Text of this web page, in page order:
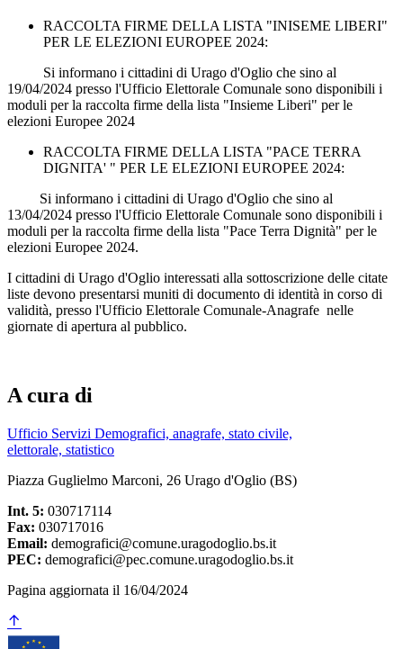
RACCOLTA FIRME DELLA LISTA "INISEME LIBERI"
PER LE ELEZIONI EUROPEE 2024:
Si informano i cittadini di Urago d'Oglio che sino al
19/04/2024 presso l'Ufficio Elettorale Comunale sono disponibili i
moduli per la raccolta firme della lista "Insieme Liberi" per le
elezioni Europee 2024
RACCOLTA FIRME DELLA LISTA "PACE TERRA
DIGNITA' " PER LE ELEZIONI EUROPEE 2024:
Si informano i cittadini di Urago d'Oglio che sino al
13/04/2024 presso l'Ufficio Elettorale Comunale sono disponibili i
moduli per la raccolta firme della lista "Pace Terra Dignità" per le
elezioni Europee 2024.
I cittadini di Urago d'Oglio interessati alla sottoscrizione delle citate
liste devono presentarsi muniti di documento di identità in corso di
validità, presso l'Ufficio Elettorale Comunale-Anagrafe nelle
giornate di apertura al pubblico.
A cura di
Ufficio Servizi Demografici, anagrafe, stato civile,
elettorale, statistico
Piazza Guglielmo Marconi, 26 Urago d'Oglio (BS)
Int. 5: 030717114
Fax: 030717016
Email: demografici@comune.uragodoglio.bs.it
PEC: demografici@pec.comune.uragodoglio.bs.it
Pagina aggiornata il 16/04/2024